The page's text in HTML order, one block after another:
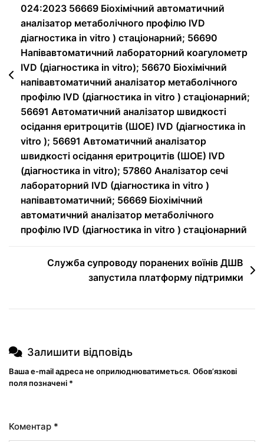
024:2023 56669 Біохімічний автоматичний
аналізатор метаболічного профілю IVD
діагностика in vitro ) стаціонарний; 56690
Напівавтоматичний лабораторний коагулометр
IVD (діагностика in vitro); 56670 Біохімічний
напівавтоматичний аналізатор метаболічного
профілю IVD (діагностика in vitro ) стаціонарний;
56691 Автоматичний аналізатор швидкості
осідання еритроцитів (ШОЕ) IVD (діагностика in
vitro ); 56691 Автоматичний аналізатор
швидкості осідання еритроцитів (ШОЕ) IVD
(діагностика in vitro); 57860 Аналізатор сечі
лабораторний IVD (діагностика in vitro )
напівавтоматичний; 56669 Біохімічний
автоматичний аналізатор метаболічного
профілю IVD (діагностика in vitro ) стаціонарний
Служба супроводу поранених воїнів ДШВ
запустила платформу підтримки
Залишити відповідь
Ваша e-mail адреса не оприлюднюватиметься. Обов’язкові
поля позначені *
Коментар *